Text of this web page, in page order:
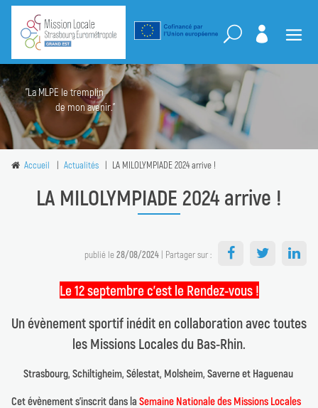
"La MLPE le tremplin
de mon avenir."
Accueil Actualités LA MILOLYMPIADE 2024 arrive !
LA MILOLYMPIADE 2024 arrive !
publié le28/08/2024 | Partager sur :
Le 12 septembre c'est le Rendez-vous !
Un évènement sportif inédit en collaboration avec toutes
les Missions Locales du Bas-Rhin.
Strasbourg, Schiltigheim, Sélestat, Molsheim, Saverne et Haguenau
Cet évènement s'inscrit dans la Semaine Nationale des Missions Locales